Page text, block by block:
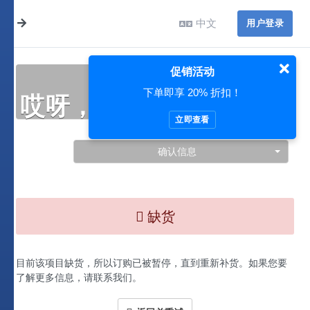
中文 用户登录
哎呀，此处出现了问题…
确认信息
缺货
目前该项目缺货，所以订购已被暂停，直到重新补货。如果您要
了解更多信息，请联系我们。
促销活动
下单即享 20% 折扣！
立即查看